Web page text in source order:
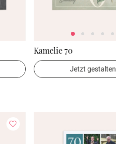
Kamelie 70
Jetzt gestalten